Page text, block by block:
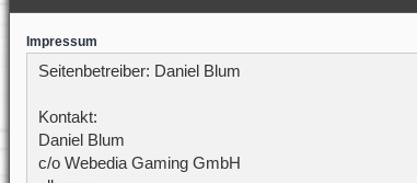
Impressum
Seitenbetreiber: Daniel Blum
Kontakt:
Daniel Blum
c/o Webedia Gaming GmbH